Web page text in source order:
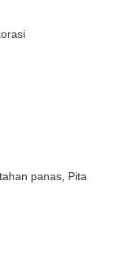
panas, Pita